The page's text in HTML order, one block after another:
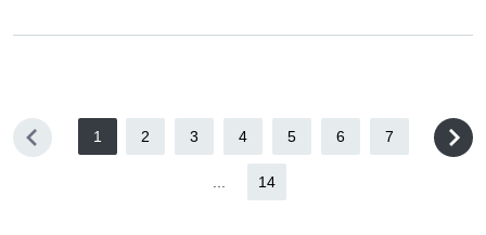
1 2 3 4 5 6 7
14